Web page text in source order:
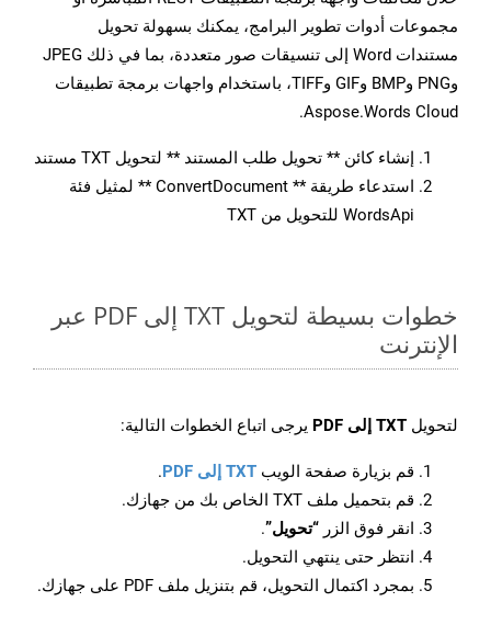
مجموعات أدوات تطوير البرامج، يمكنك بسهولة تحويل
مستندات Word إلى تنسيقات صور متعددة، بما في ذلك JPEG
وPNG وBMP وGIF وTIFF، باستخدام واجهات برمجة تطبيقات
Aspose.Words Cloud.
إنشاء كائن ** تحويل طلب المستند ** لتحويل TXT مستند
استدعاء طريقة ** ConvertDocument ** لمثيل فئة
WordsApi للتحويل من TXT
خطوات بسيطة لتحويل TXT إلى PDF عبر
الإنترنت
لتحويل TXT إلى PDF يرجى اتباع الخطوات التالية:
قم بزيارة صفحة الويب TXT إلى PDF
.
قم بتحميل ملف TXT الخاص بك من جهازك.
انقر فوق الزر “تحويل”.
انتظر حتى ينتهي التحويل.
بمجرد اكتمال التحويل، قم بتنزيل ملف PDF على جهازك.